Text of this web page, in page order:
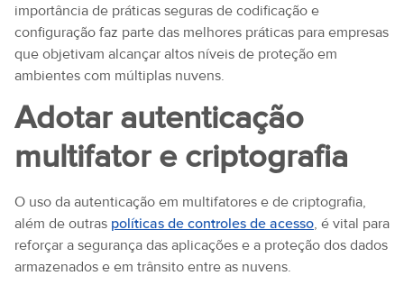
importância de práticas seguras de codificação e
configuração faz parte das melhores práticas para empresas
que objetivam alcançar altos níveis de proteção em
ambientes com múltiplas nuvens.
Adotar autenticação
multifator e criptografia
O uso da autenticação em multifatores e de criptografia,
além de outras políticas de controles de acesso, é vital para
reforçar a segurança das aplicações e a proteção dos dados
armazenados e em trânsito entre as nuvens.